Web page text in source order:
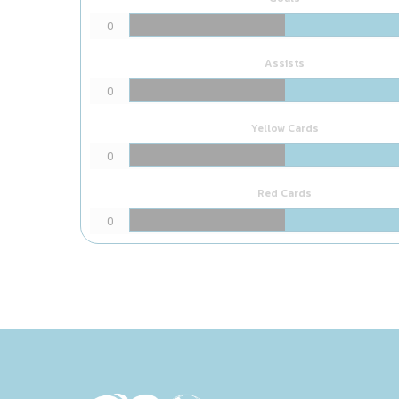
0
Assists
0
Yellow Cards
0
Red Cards
0